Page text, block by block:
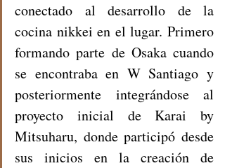
conectado al desarrollo de la
cocina nikkei en el lugar. Primero
formando parte de Osaka cuando
se encontraba en W Santiago y
posteriormente integrándose al
proyecto inicial de Karai by
Mitsuharu, donde participó desde
sus inicios en la creación de